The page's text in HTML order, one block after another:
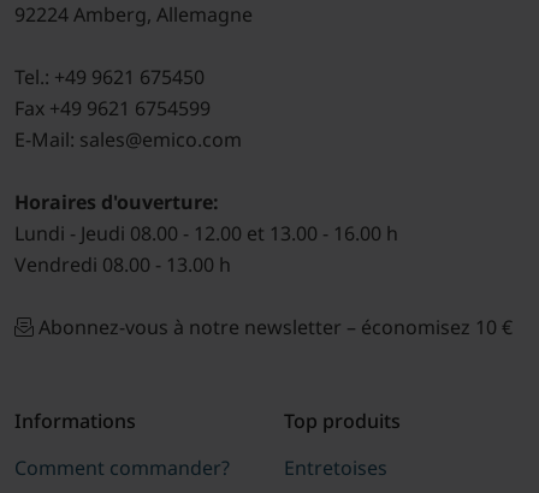
92224 Amberg, Allemagne
Tel.: +49 9621 675450
Fax +49 9621 6754599
E-Mail: sales@emico.com
Horaires d'ouverture:
Lundi - Jeudi 08.00 - 12.00 et 13.00 - 16.00 h
Vendredi 08.00 - 13.00 h
Abonnez-vous à notre newsletter – économisez 10 €
Informations
Comment commander?
Top produits
Entretoises